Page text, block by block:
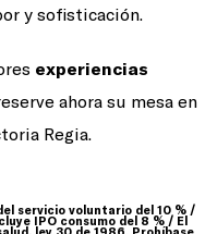
y sofisticación.
experiencias
ahora su mesa en
Regia.
servicio voluntario del 10 % /
IPO consumo del 8 % / El